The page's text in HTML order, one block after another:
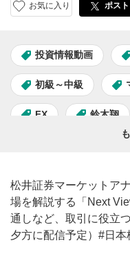
お気に入り ポスト
投資情報動画
初級～中級
FX 鈴木翔
松井証券マーケットア
場を解説する「Next
通しなど、取引に役立
夕方に配信予定）#日